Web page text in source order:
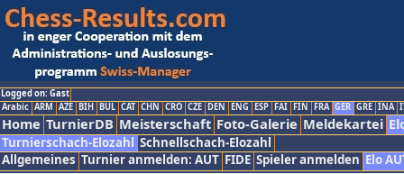
Logged on: Gast
Arabic ARM AZE BIH BUL CAT CHN CRO CZE DEN ENG ESP FAI FIN FRA GER GRE INA
Home TurnierDB Meisterschaft Foto-Galerie Meldekartei
Turnierschach-Elozahl Schnellschach-Elozahl
Allgemeines Turnier anmelden: AUT FIDE Spieler anmelden Elo